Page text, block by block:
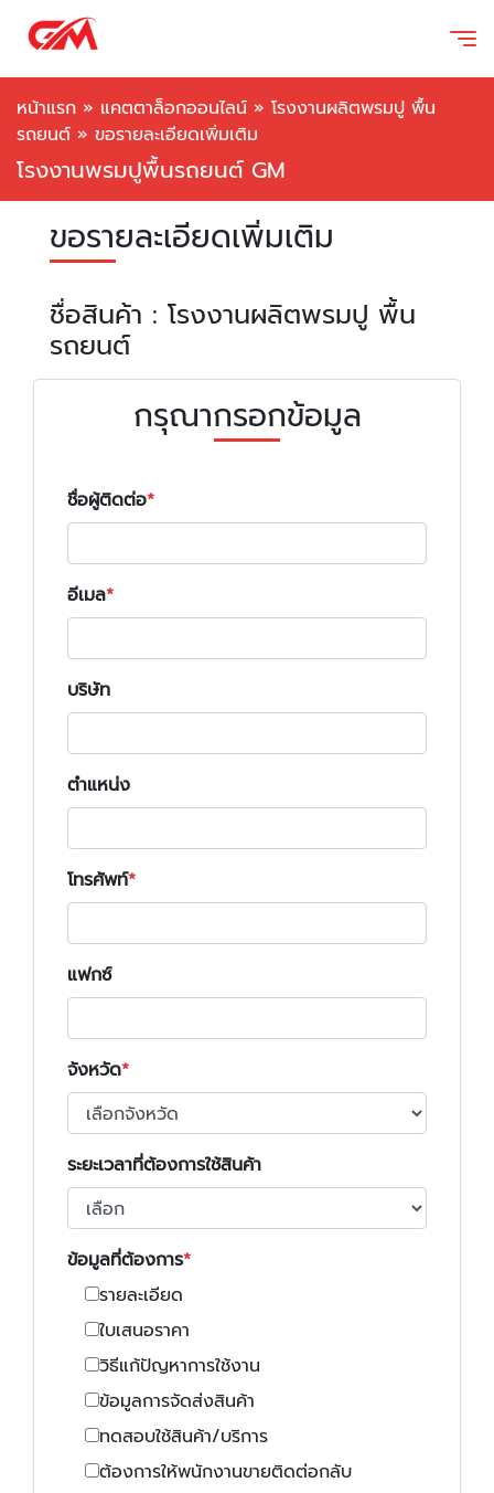
หน้าแรก » แคตตาล็อกออนไลน์ » โรงงานผลิตพรมปู พื้น
รถยนต์ » ขอรายละเอียดเพิ่มเติม
โรงงานพรมปูพื้นรถยนต์ GM
ขอรายละเอียดเพิ่มเติม
ชื่อสินค้า : โรงงานผลิตพรมปู พื้น
รถยนต์
กรุณากรอกข้อมูล
ชื่อผู้ติดต่อ
อีเมล
บริษัท
ตำแหน่ง
โทรศัพท์
แฟกซ์
จังหวัด
ระยะเวลาที่ต้องการใช้สินค้า
ข้อมูลที่ต้องการ
รายละเอียด
ใบเสนอราคา
วิธีแก้ปัญหาการใช้งาน
ข้อมูลการจัดส่งสินค้า
ทดสอบใช้สินค้า/บริการ
ต้องการให้พนักงานขายติดต่อกลับ